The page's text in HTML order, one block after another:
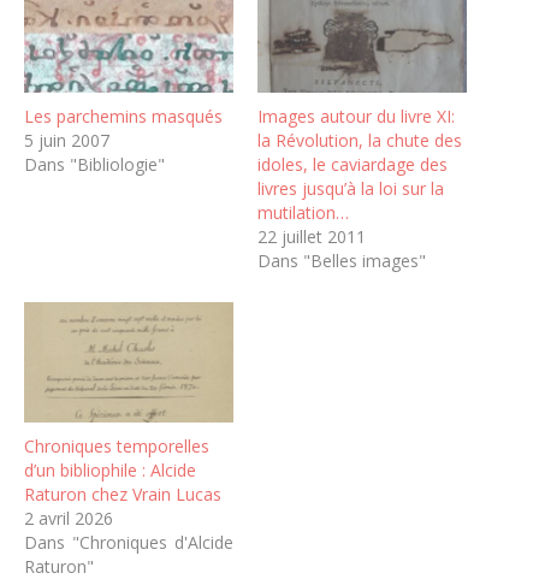
Les parchemins masqués
5 juin 2007
Dans "Bibliologie"
Images autour du livre XI:
la Révolution, la chute des
idoles, le caviardage des
livres jusqu’à la loi sur la
mutilation…
22 juillet 2011
Dans "Belles images"
Chroniques temporelles
d’un bibliophile : Alcide
Raturon chez Vrain Lucas
2 avril 2026
Dans "Chroniques d'Alcide
Raturon"